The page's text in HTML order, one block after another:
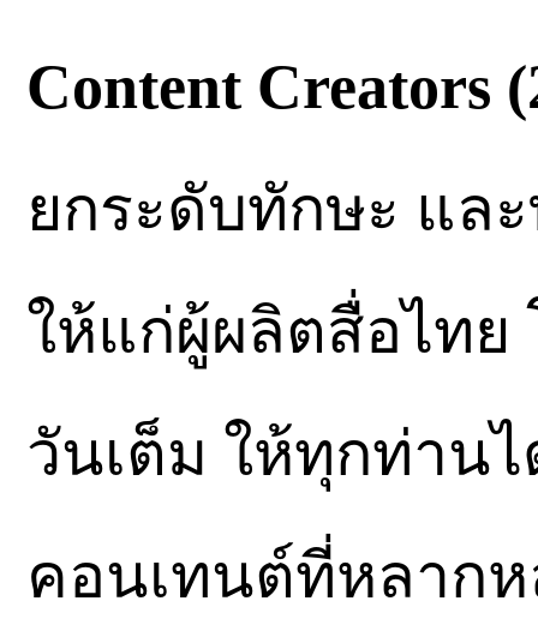
Content Creators
ยกระดับทักษะ แล
ให้แก่ผู้ผลิตสื่อไทย
วันเต็ม ให้ทุกท่าน
คอนเทนต์ที่หลากห